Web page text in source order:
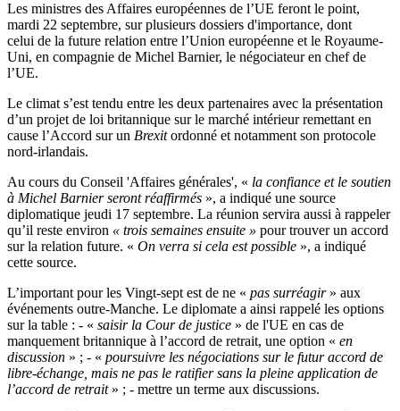
Les ministres des Affaires européennes de l’UE feront le point,
mardi 22 septembre, sur plusieurs dossiers d'importance, dont
celui de la future relation entre l’Union européenne et le Royaume-
Uni, en compagnie de Michel Barnier, le négociateur en chef de
l’UE.
Le climat s’est tendu entre les deux partenaires avec la présentation
d’un projet de loi britannique sur le marché intérieur remettant en
cause l’Accord sur un Brexitordonné et notamment son protocole
nord-irlandais.
Au cours du Conseil 'Affaires générales', « la confiance et le soutien
à Michel Barnier seront réaffirmés », a indiqué une source
diplomatique jeudi 17 septembre. La réunion servira aussi à rappeler
qu’il reste environ « trois semaines ensuite » pour trouver un accord
sur la relation future. « On verra si cela est possible », a indiqué
cette source.
L’important pour les Vingt-sept est de ne « pas surréagir» aux
événements outre-Manche. Le diplomate a ainsi rappelé les options
sur la table : - « saisir la Cour de justice » de l'UE en cas de
manquement britannique à l’accord de retrait, une option « en
discussion » ; - « poursuivre les négociations sur le futur accord de
libre-échange, mais ne pas le ratifier sans la pleine application de
l’accord de retrait» ; - mettre un terme aux discussions.